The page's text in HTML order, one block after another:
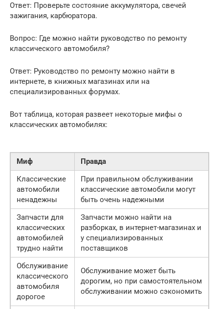
Ответ: Проверьте состояние аккумулятора, свечей
зажигания, карбюратора.
Вопрос: Где можно найти руководство по ремонту
классического автомобиля?
Ответ: Руководство по ремонту можно найти в
интернете, в книжных магазинах или на
специализированных форумах.
Вот таблица, которая развеет некоторые мифы о
классических автомобилях:
Миф
Правда
Классические
автомобили
ненадежны
При правильном обслуживании
классические автомобили могут
быть очень надежными
Запчасти для
классических
автомобилей
трудно найти
Запчасти можно найти на
разборках, в интернет-магазинах и
у специализированных
поставщиков
Обслуживание
классического
автомобиля
дорогое
Обслуживание может быть
дорогим, но при самостоятельном
обслуживании можно сэкономить